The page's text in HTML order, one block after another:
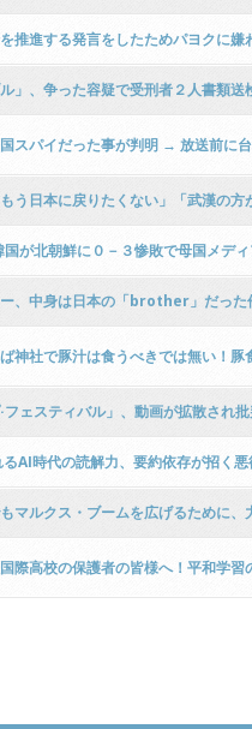
推進する発言をしたためパヨクに嫌
」、争った容疑で受刑者２人書類送
スパイだった事が判明 → 放送前に
う日本に戻りたくない」「武漢の
国が北朝鮮に０－３惨敗で母国メデ
、中身は日本の「brother」だった
神社で豚汁は食うべきでは無い！
ェスティバル」、動画が拡散され
るAI時代の読解力、要約依存が招く
マルクス・ブームを広げるために、
国際高校の保護者の皆様へ！平和